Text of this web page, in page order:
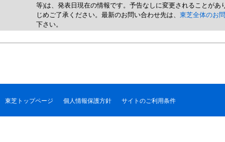
等)は、発表日現在の情報です。予告なしに変更されることがあ
じめご了承ください。最新のお問い合わせ先は、 東芝全体のお
下さい。
東芝トップページ 個人情報保護方針 サイトのご利用条件